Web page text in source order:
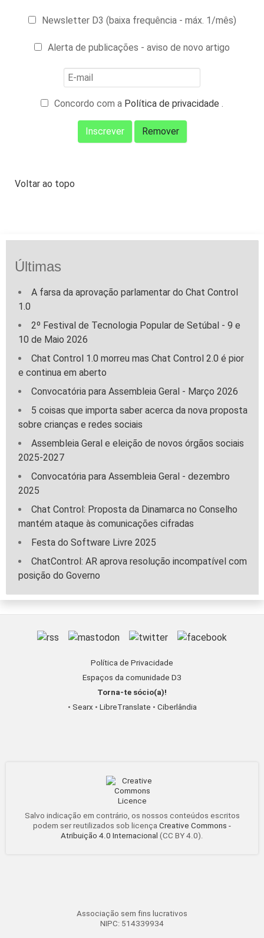
Newsletter D3 (baixa frequência - máx. 1/mês)
Alerta de publicações - aviso de novo artigo
Concordo com a Política de privacidade .
Voltar ao topo
Últimas
A farsa da aprovação parlamentar do Chat Control
1.0
2º Festival de Tecnologia Popular de Setúbal - 9 e
10 de Maio 2026
Chat Control 1.0 morreu mas Chat Control 2.0 é pior
e continua em aberto
Convocatória para Assembleia Geral - Março 2026
5 coisas que importa saber acerca da nova proposta
sobre crianças e redes sociais
Assembleia Geral e eleição de novos órgãos sociais
2025-2027
Convocatória para Assembleia Geral - dezembro
2025
Chat Control: Proposta da Dinamarca no Conselho
mantém ataque às comunicações cifradas
Festa do Software Livre 2025
ChatControl: AR aprova resolução incompatível com
posição do Governo
Política de Privacidade
Espaços da comunidade D3
Torna-te sócio(a)!
• Searx • LibreTranslate • Ciberlândia
Salvo indicação em contrário, os nossos conteúdos escritos
podem ser reutilizados sob licença Creative Commons -
Atribuição 4.0 Internacional (CC BY 4.0).
Associação sem fins lucrativos
NIPC: 514339934